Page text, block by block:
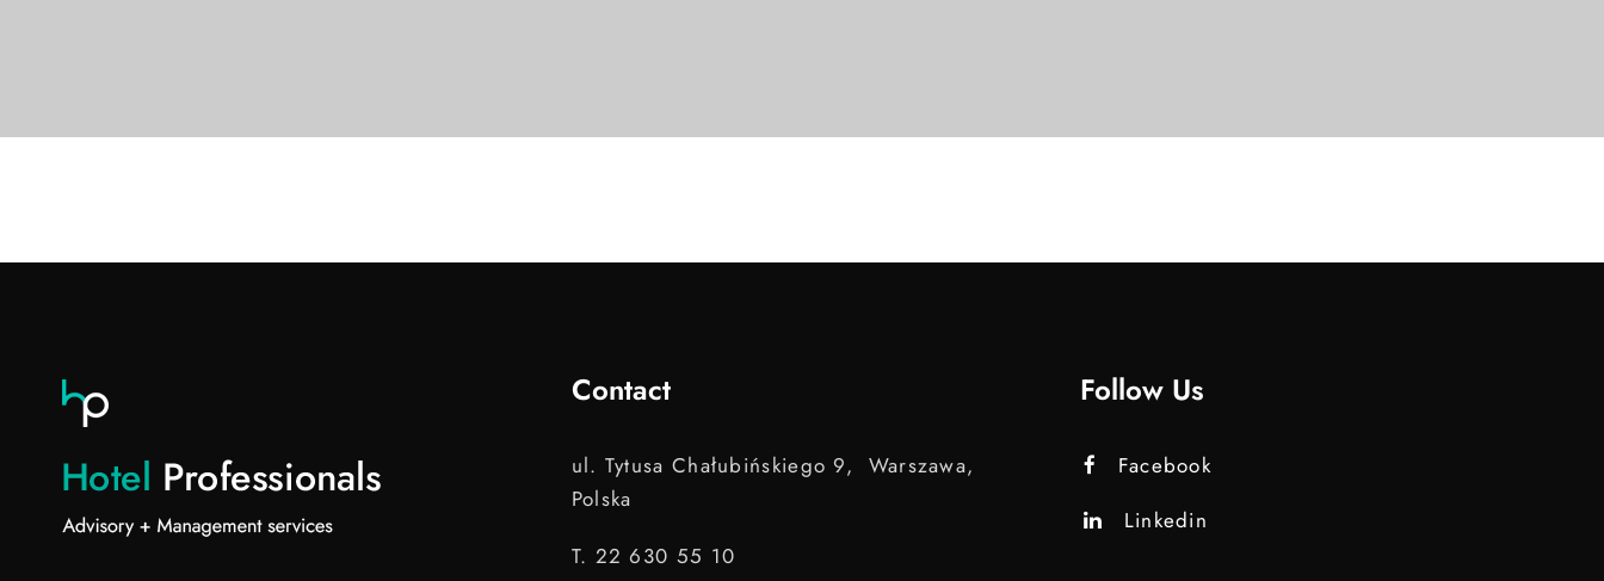
Contact
ul. Tytusa Chałubińskiego 9, Warszawa,
Polska
T. 22 630 55 10
Follow Us
Facebook
Linkedin